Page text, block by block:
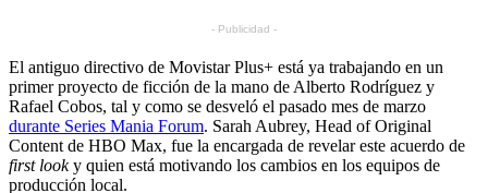
- Publicidad -
El antiguo directivo de Movistar Plus+ está ya trabajando en un
primer proyecto de ficción de la mano de Alberto Rodríguez y
Rafael Cobos, tal y como se desveló el pasado mes de marzo
durante Series Mania Forum. Sarah Aubrey, Head of Original
Content de HBO Max, fue la encargada de revelar este acuerdo de
first looky quien está motivando los cambios en los equipos de
producción local.